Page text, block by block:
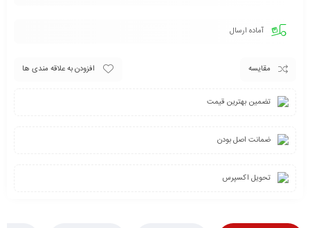
آماده ارسال
مقایسه افزودن به علاقه مندی ها
تضمین بهترین قیمت
ضمانت اصل بودن
تحویل اکسپرس